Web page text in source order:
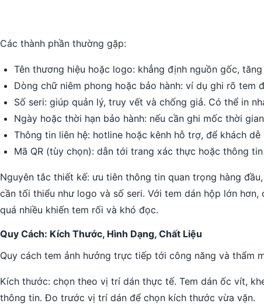
Các thành phần thường gặp:
Tên thương hiệu hoặc logo: khẳng định nguồn gốc, tăng
Dòng chữ niêm phong hoặc bảo hành: ví dụ ghi rõ tem
Số seri: giúp quản lý, truy vết và chống giả. Có thể in
Ngày hoặc thời hạn bảo hành: nếu cần ghi mốc thời
Thông tin liên hệ: hotline hoặc kênh hỗ trợ, để khách dễ
Mã QR (tùy chọn): dẫn tới trang xác thực hoặc thông tin
Nguyên tắc thiết kế: ưu tiên thông tin quan trọng hàng
cần tối thiểu như logo và số seri. Với tem dán hộp lớn
quá nhiều khiến tem rối và khó đọc.
Quy Cách: Kích Thước, Hình Dạng, Chất Liệu
Quy cách tem ảnh hưởng trực tiếp tới công năng và thẩm
Kích thước: chọn theo vị trí dán thực tế. Tem dán ốc vít,
thông tin. Đo trước vị trí dán để chọn kích thước vừa vặn.